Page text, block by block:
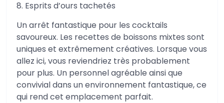
8. Esprits d’ours tachetés
Un arrêt fantastique pour les cocktails
savoureux. Les recettes de boissons mixtes sont
uniques et extrêmement créatives. Lorsque vous
allez ici, vous reviendriez très probablement
pour plus. Un personnel agréable ainsi que
convivial dans un environnement fantastique, ce
qui rend cet emplacement parfait.